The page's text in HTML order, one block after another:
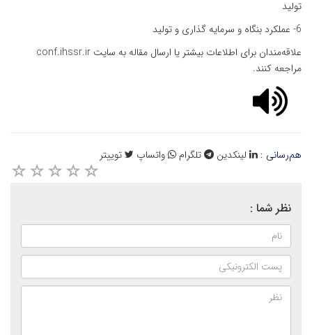
تولید
6- عملکرد بنگاه و سرمایه گذاری و تولید
علاقه‌مندان برای اطلاعات بیشتر یا ارسال مقاله به سایت conf.ihssr.ir
مراجعه کنند.
هم‌رسانی : لینکدین تلگرام واتساپ توییتر
نظر شما :